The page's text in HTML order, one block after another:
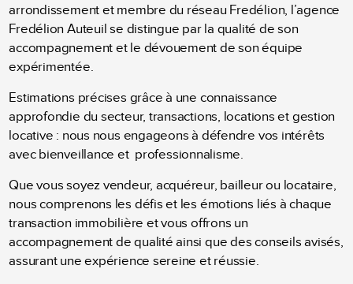
arrondissement et membre du réseau Fredélion, l’agence
Fredélion Auteuil se distingue par la qualité de son
accompagnement et le dévouement de son équipe
expérimentée.
Estimations précises grâce à une connaissance
approfondie du secteur, transactions, locations et gestion
locative : nous nous engageons à défendre vos intérêts
avec bienveillance et professionnalisme.
Que vous soyez vendeur, acquéreur, bailleur ou locataire,
nous comprenons les défis et les émotions liés à chaque
transaction immobilière et vous offrons un
accompagnement de qualité ainsi que des conseils avisés,
assurant une expérience sereine et réussie.